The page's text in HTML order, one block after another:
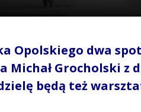
Opolskiego dwa
Michał Grocholski z
będą też